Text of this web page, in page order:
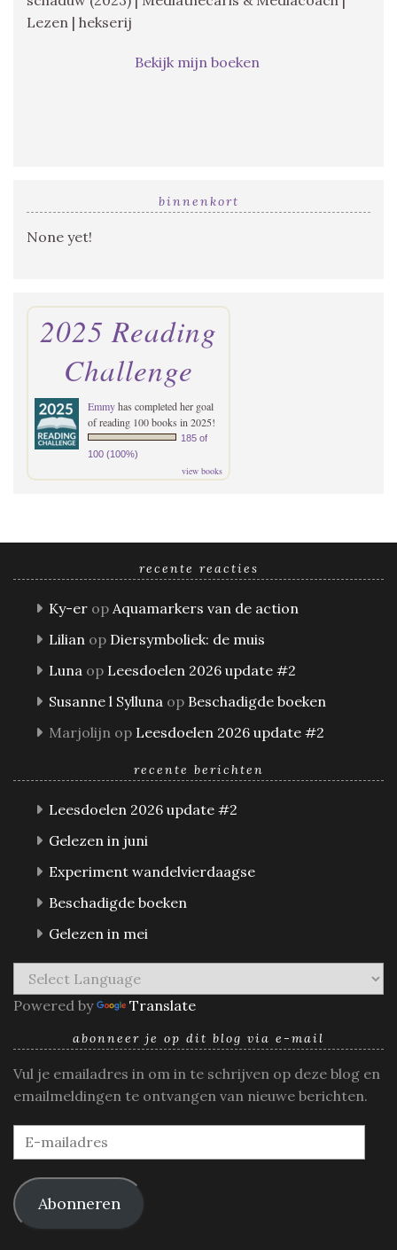
Lezen | hekserij
Bekijk mijn boeken
binnenkort
None yet!
2025 Reading
Challenge
Emmyhas completed her goal
of reading 100 books in 2025!
185 of
100 (100%)
view books
recente reacties
Ky-er op Aquamarkers van de action
Lilian op Diersymboliek: de muis
Luna op Leesdoelen 2026 update #2
Susanne l Sylluna op Beschadigde boeken
Marjolijn op Leesdoelen 2026 update #2
recente berichten
Leesdoelen 2026 update #2
Gelezen in juni
Experiment wandelvierdaagse
Beschadigde boeken
Gelezen in mei
Powered by Translate
abonneer je op dit blog via e-mail
Vul je emailadres in om in te schrijven op deze blog en
emailmeldingen te ontvangen van nieuwe berichten.
E-
mailadres
Abonneren